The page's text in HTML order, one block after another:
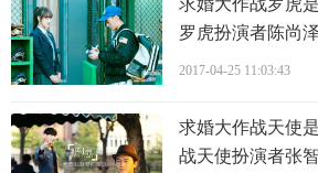
求婚大作战罗虎
罗虎扮演者陈尚
活照欣赏
2017-04-25 11:03:43
求婚大作战天使
战天使扮演者张